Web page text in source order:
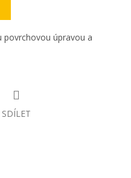
povrchovou úpravou a
SDÍLET